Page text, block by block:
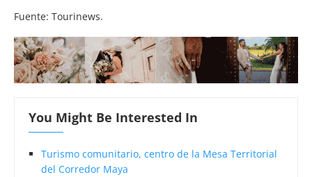
Fuente: Tourinews.
You Might Be Interested In
Turismo comunitario, centro de la Mesa Territorial
del Corredor Maya